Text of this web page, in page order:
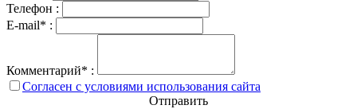
Телефон :
E-mail* :
Комментарий* :
Согласен с условиями использования сайта
Отправить